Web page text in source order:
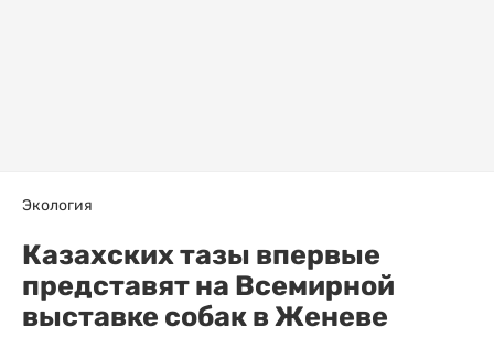
Экология
Казахских тазы впервые
представят на Всемирной
выставке собак в Женеве